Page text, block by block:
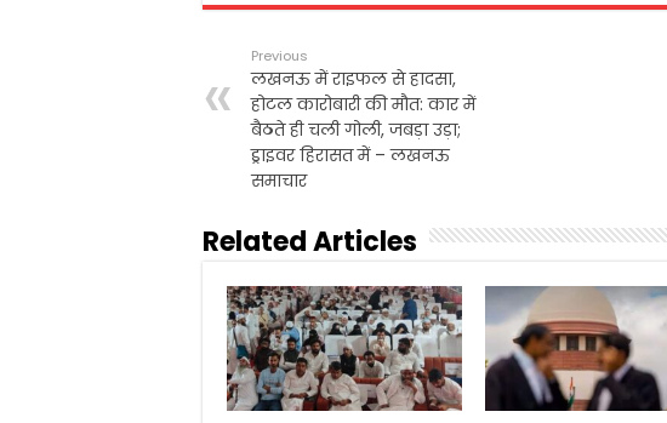
e
o
o
k
t
e
r
i
t
p
p
n
r
Previous
लखनऊ में राइफल से हादसा,
होटल कारोबारी की मौत: कार में
बैठते ही चली गोली, जबड़ा उड़ा;
ड्राइवर हिरासत में – लखनऊ
समाचार
Related Articles